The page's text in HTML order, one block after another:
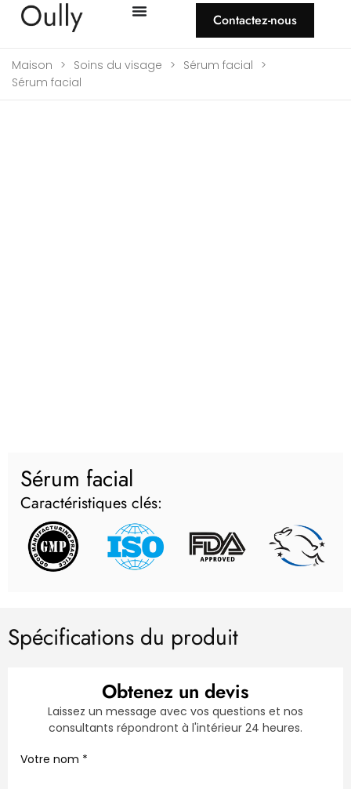
Contactez-nous
Maison > Soins du visage > Sérum facial >
Sérum facial
Sérum facial
Caractéristiques clés:
Spécifications du produit
Obtenez un devis
Laissez un message avec vos questions et nos
consultants répondront à l'intérieur 24 heures.
Votre nom *